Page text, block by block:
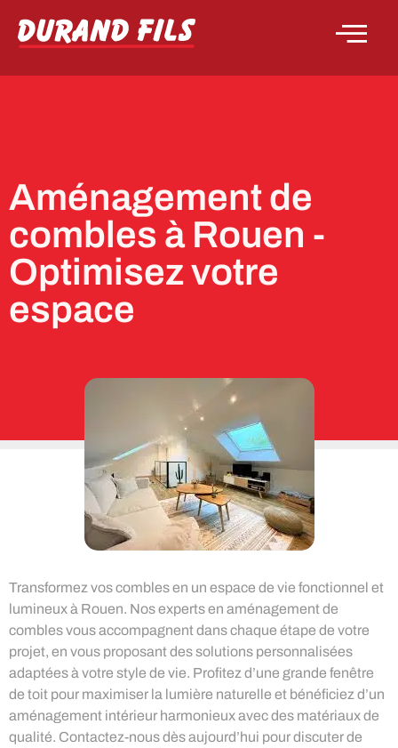
Aménagement de
combles à Rouen -
Optimisez votre
espace
Transformez vos combles en un espace de vie fonctionnel et
lumineux à Rouen. Nos experts en aménagement de
combles vous accompagnent dans chaque étape de votre
projet, en vous proposant des solutions personnalisées
adaptées à votre style de vie. Profitez d’une grande fenêtre
de toit pour maximiser la lumière naturelle et bénéficiez d’un
aménagement intérieur harmonieux avec des matériaux de
qualité. Contactez-nous dès aujourd’hui pour discuter de